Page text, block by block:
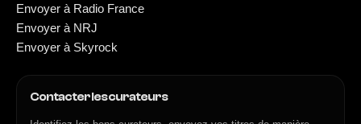
Envoyer à Radio France
Envoyer à NRJ
Envoyer à Skyrock
Contacter les curateurs